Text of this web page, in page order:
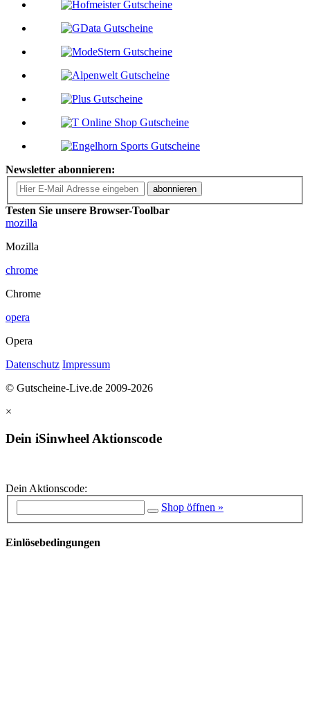
Newsletter abonnieren:
abonnieren
Testen Sie unsere Browser-Toolbar
mozilla
Mozilla
chrome
Chrome
opera
Opera
Datenschutz Impressum
© Gutscheine-Live.de 2009-2026
×
Dein iSinwheel Aktionscode
Dein Aktionscode:
Shop öffnen »
Einlösebedingungen